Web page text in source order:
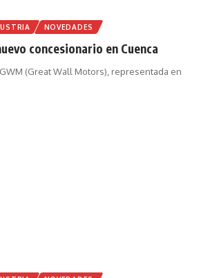
NOVEDADES
concesionario en Cuenca
(Great Wall Motors), representada en